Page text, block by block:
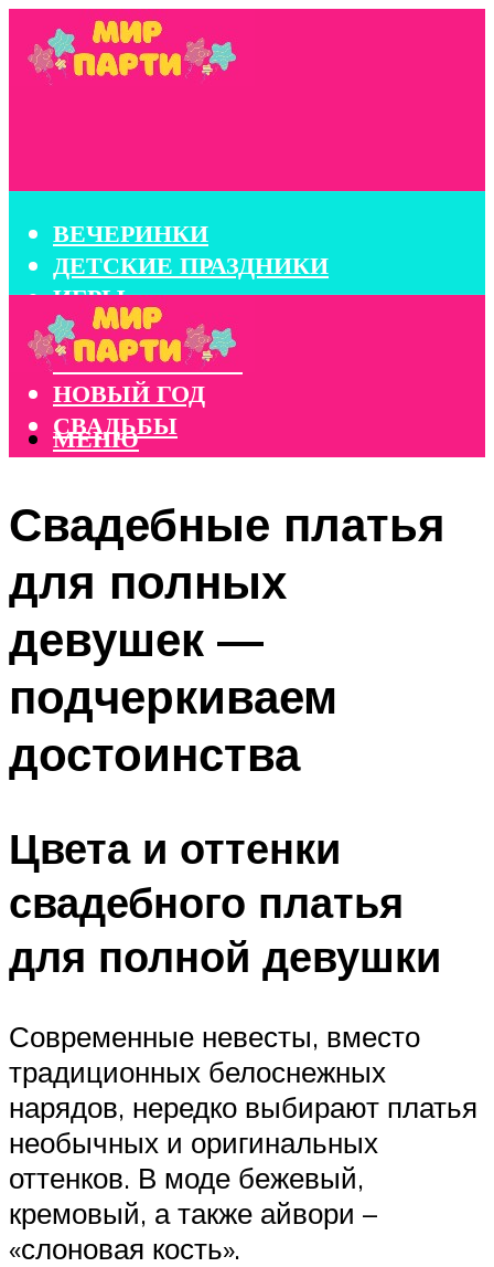
ВЕЧЕРИНКИ
ДЕТСКИЕ ПРАЗДНИКИ
ИГРЫ
КОНКУРСЫ
КОРПОРАТИВЫ
НОВЫЙ ГОД
СВАДЬБЫ
МЕНЮ
Свадебные платья
для полных
девушек —
подчеркиваем
достоинства
Цвета и оттенки
свадебного платья
для полной девушки
Современные невесты, вместо
традиционных белоснежных
нарядов, нередко выбирают платья
необычных и оригинальных
оттенков. В моде бежевый,
кремовый, а также айвори –
«слоновая кость».